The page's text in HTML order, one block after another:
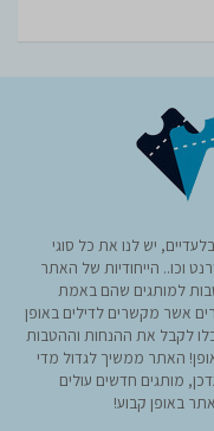
יש לנו את כל סוגי
וכו.. הייחודיות של האתר
למותגים שהם באמת
אשר מקשרים לדילים באופן
לקבל את ההנחות וההטבות
האתר ממשיך לגדול מדי
מותגים חדשים עולים
באופן קבוע!